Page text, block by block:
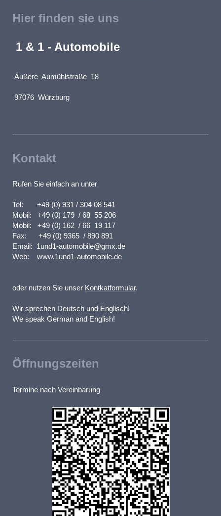
Hier finden sie uns
1 & 1 - Automobile
Äußere Aumühlstraße 18
97076 Würzburg
Kontakt
Rufen Sie einfach an unter
Tel: +49 (0) 931 / 304 08 541
Mobil: +49 (0) 179 / 68 55 206
Mobil: +49 (0) 162 / 66 19 117
Fax: +49 (0) 9365 / 890 891
Email: 1und1-automobile@gmx.de
Web: www.1und1-automobile.de
oder nutzen Sie unser Kontkatformular.
Wir sprechen Deutsch und Englisch!
We speak German and English!
Öffnungszeiten
Termine nach Vereinbarung